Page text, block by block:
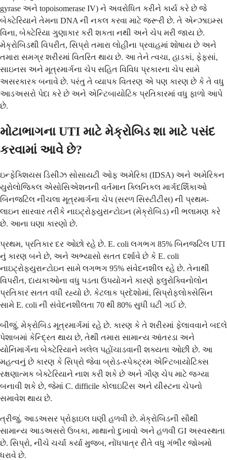
gyrase અને topoisomerase IV) ને અવરોધિત કરીને કાર્ય કરે છે જે
બેક્ટેરિયાને તેમના DNA ની નકલ કરવા માટે જરૂરી છે. તે એન્ઝાઇમ્સ
વિના, બેક્ટેરિયા ગુણાકાર કરી શકતા નથી અને ચેપ મરી જાય છે.
મેક્રોબિડથી વિપરીત, સિપ્રો તમારા લોહીના પ્રવાહમાં શોષાય છે અને
તમારા સમગ્ર શરીરમાં વિતરિત થાય છે. આ તેને ત્વચા, હાડકાં, ફેફસાં,
સાઇનસ અને મૂત્રમાર્ગના ચેપ સહિત વિવિધ પ્રકારના ચેપ સામે
અસરકારક બનાવે છે. પરંતુ તે વ્યાપક વિતરણ એ પણ કારણ છે કે તે વધુ
આડઅસરો પેદા કરે છે અને એન્ટિબાયોટિક પ્રતિકારમાં વધુ ફાળો આપે
છે.
મોટાભાગના UTI માટે મેક્રોબિડ શા માટે પસંદ
કરવામાં આવે છે?
ઇન્ફેક્શિયસ ડિસીઝ સોસાયટી ઓફ અમેરિકા (IDSA) અને અમેરિકન
યુરોલોજિકલ એસોસિએશનની વર્તમાન ક્લિનિકલ માર્ગદર્શિકાઓ
બિનજટિલ નીચલા મૂત્રમાર્ગના ચેપ (સરળ સિસ્ટીટીસ) ની પ્રથમ-
લાઇન સારવાર તરીકે નાઇટ્રોફ્યુરાન્ટોઇન (મેક્રોબિડ) ની ભલામણ કરે
છે. આના ઘણા કારણો છે.
પ્રથમ, પ્રતિકાર દર ઓછો રહે છે. E. coli લગભગ 85% બિનજટિલ UTI
નું કારણ બને છે, અને અભ્યાસો સતત દર્શાવે છે કે E. coli
નાઇટ્રોફ્યુરાન્ટોઇન સામે લગભગ 95% સંવેદનશીલ રહે છે. તેનાથી
વિપરીત, દાયકાઓના વધુ પડતા ઉપયોગને કારણે ફ્લુરોક્વિનોલોન
પ્રતિકાર સતત વધી રહ્યો છે. કેટલાક પ્રદેશોમાં, સિપ્રોફ્લોક્સેસિન
સામે E. coli ની સંવેદનશીલતા 70 થી 80% સુધી ઘટી ગઈ છે.
બીજું, મેક્રોબિડ મૂત્રમાર્ગમાં રહે છે. કારણ કે તે શરીરમાં ફેલાવવાને બદલે
પેશાબમાં કેન્દ્રિત થાય છે, તેથી તમારા સામાન્ય આંતરડા અને
યોનિમાર્ગના બેક્ટેરિયાને ખલેલ પહોંચાડવાની શક્યતા ઓછી છે. આ
મહત્વનું છે કારણ કે સિપ્રો જેવા બ્રોડ-સ્પેક્ટ્રમ એન્ટિબાયોટિક્સ
રક્ષણાત્મક બેક્ટેરિયાને નાશ કરી શકે છે અને ગૌણ ચેપ માટે જગ્યા
બનાવી શકે છે, જેમાં C. difficile કોલાઇટિસ અને યીસ્ટના ચેપનો
સમાવેશ થાય છે.
ત્રીજું, આડઅસર પ્રોફાઇલ ઘણી હળવી છે. મેક્રોબિડની સૌથી
સામાન્ય આડઅસરો ઉબકા, માથાનો દુખાવો અને હળવી GI અસ્વસ્થતા
છે. સિપ્રો, નીચે ચર્ચા કર્યા મુજબ, નોંધપાત્ર રીતે વધુ ગંભીર જોખમો
ધરાવે છે.